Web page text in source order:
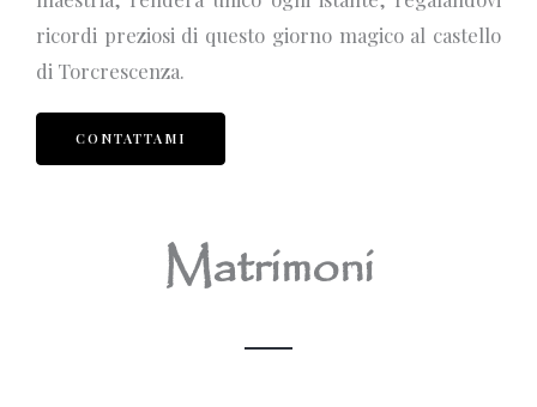
ricordi preziosi di questo giorno magico al castello
di Torcrescenza.
CONTATTAMI
Matrimoni